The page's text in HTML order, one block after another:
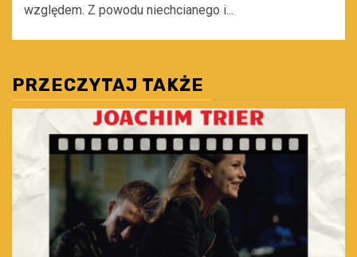
względem. Z powodu niechcianego i...
PRZECZYTAJ TAKŻE